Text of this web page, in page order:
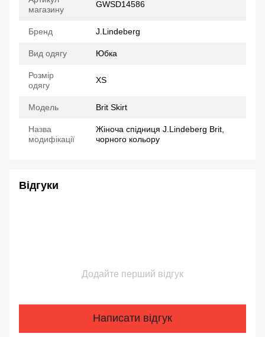
магазину
GWSD14586
Бренд J.Lindeberg
Вид одягу Юбка
Розмір
одягу
XS
Модель Brit Skirt
Назва
модифікації
Жіноча спідниця J.Lindeberg Brit,
чорного кольору
Відгуки
Додайте перший відгук
Написати відгук